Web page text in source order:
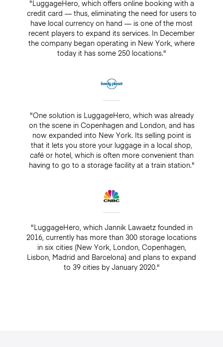
"LuggageHero, which offers online booking with a
credit card — thus, eliminating the need for users to
have local currency on hand — is one of the most
recent players to expand its services. In December
the company began operating in New York, where
today it has some 250 locations."
"One solution is LuggageHero, which was already
on the scene in Copenhagen and London, and has
now expanded into New York. Its selling point is
that it lets you store your luggage in a local shop,
café or hotel, which is often more convenient than
having to go to a storage facility at a train station."
"LuggageHero, which Jannik Lawaetz founded in
2016, currently has more than 300 storage locations
in six cities (New York, London, Copenhagen,
Lisbon, Madrid and Barcelona) and plans to expand
to 39 cities by January 2020."